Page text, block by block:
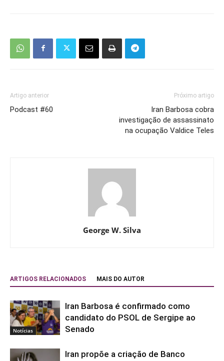
Artigo anterior
Podcast #60
Próximo artigo
Iran Barbosa cobra
investigação de assassinato
na ocupação Valdice Teles
George W. Silva
ARTIGOS RELACIONADOS MAIS DO AUTOR
Notícias
Iran Barbosa é confirmado como
candidato do PSOL de Sergipe ao
Senado
Iran propõe a criação de Banco